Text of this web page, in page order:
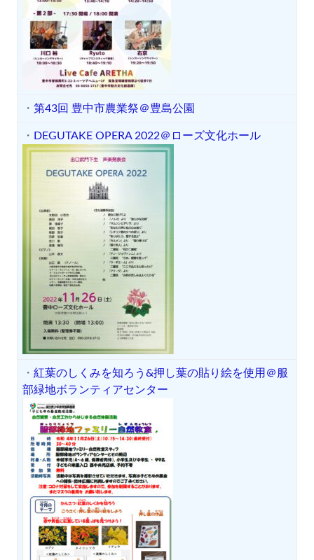
・ 第43回 豊中市農業祭＠豊島公園
・ DEGUTAKE OPERA 2022＠ローズ文化ホール
・ 紅葉のしくみを知ろう&押し葉の貼り絵を使用＠服
部緑地ボランティアセンター